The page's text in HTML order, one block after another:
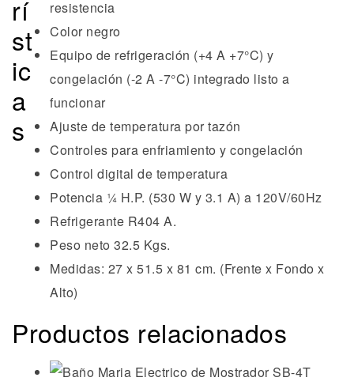
resistencia
Color negro
Equipo de refrigeración (+4 A +7°C) y
congelación (-2 A -7°C) integrado listo a
funcionar
Ajuste de temperatura por tazón
Controles para enfriamiento y congelación
Control digital de temperatura
Potencia 1⁄4 H.P. (530 W y 3.1 A) a 120V/60Hz
Refrigerante R404 A.
Peso neto 32.5 Kgs.
Medidas: 27 x 51.5 x 81 cm. (Frente x Fondo x
Alto)
Productos relacionados